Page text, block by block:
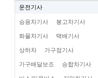
운전기사
승용차기사 봉고차기사
화물차기사 택배기사
상하차 가구점기사
가구배달보조 승합차기사